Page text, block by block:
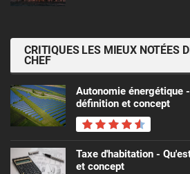
CRITIQUES LES MIEUX NOTÉES
CHEF
Autonomie énergétique
définition et concept
Taxe d'habitation -
et concept